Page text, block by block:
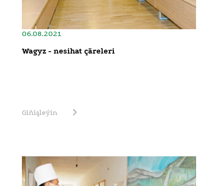
06.08.2021
Wagyz - nesihat çäreleri
Giňişleýin